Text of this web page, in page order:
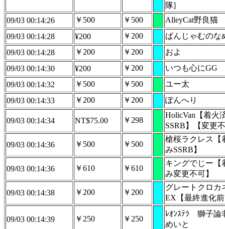
隊]
09/03 00:14:26
￥500 ￥500
AlleyCat野良猫
09/03 00:14:28
¥200 ￥200
ぱんじゃむのな
09/03 00:14:28
￥200 ￥200
およ
09/03 00:14:30
¥200 ￥200
いつも心にGG
09/03 00:14:32
￥500 ￥500
ユー太
09/03 00:14:33
￥200 ￥200 ぽんへり
09/03 00:14:34 NT$75.00 ￥298
HolicVan【着火
SSRB】【変更
09/03 00:14:36 ￥500 ￥500
槍桜ラクレス【
みSSRB】
09/03 00:14:36 ￥610 ￥610
キングでじー【
み変更不可】
09/03 00:14:38 ￥200 ￥200
グレートクロカ
EX【最終進化
09/03 00:14:39 ￥250 ￥250
ﾚｵﾝｽﾃﾗ 獅子論
めいと